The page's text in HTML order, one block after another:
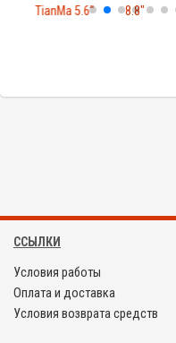
TianMa 5.6"
8.8"
ССЫЛКИ
Условия работы
Оплата и доставка
Условия возврата средств